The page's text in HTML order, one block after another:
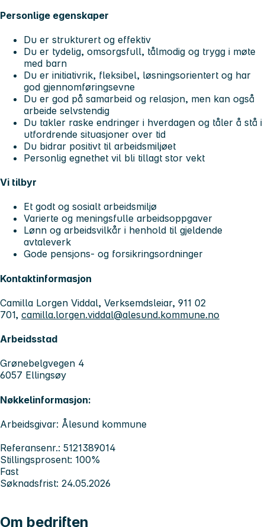
Personlige egenskaper
Du er strukturert og effektiv
Du er tydelig, omsorgsfull, tålmodig og trygg i møte
med barn
Du er initiativrik, fleksibel, løsningsorientert og har
god gjennomføringsevne
Du er god på samarbeid og relasjon, men kan også
arbeide selvstendig
Du takler raske endringer i hverdagen og tåler å stå i
utfordrende situasjoner over tid
Du bidrar positivt til arbeidsmiljøet
Personlig egnethet vil bli tillagt stor vekt
Vi tilbyr
Et godt og sosialt arbeidsmiljø
Varierte og meningsfulle arbeidsoppgaver
Lønn og arbeidsvilkår i henhold til gjeldende
avtaleverk
Gode pensjons- og forsikringsordninger
Kontaktinformasjon
Camilla Lorgen Viddal, Verksemdsleiar, 911 02
701, camilla.lorgen.viddal@alesund.kommune.no
Arbeidsstad
Grønebelgvegen 4
6057 Ellingsøy
Nøkkelinformasjon:
Arbeidsgivar: Ålesund kommune
Referansenr.: 5121389014
Stillingsprosent: 100%
Fast
Søknadsfrist: 24.05.2026
Om bedriften